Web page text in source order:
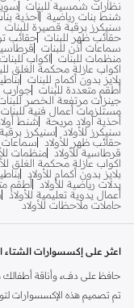
نظارات شمسية للبنات
شنط بنات رياضية أحذية
سنيكرز برقبة قصيرة للبنات
حقائب ظهر للبنات حقائب
سماعات أذن للبنات
منظمات للبنات
اكواب للبنات
اكواب عازلة محكمة الغلق
بلايز بدون أكمام للبنات
أطقم متعددة للبنات جوارب
جينزات مرتفعة الخصر
مستلزمات أعمال فنية للبنات
أحذية أولاد مريحة
شنط
سنيكرز للأولاد
سنيكرز
حقائب ظهر للأولاد
سماعات
قرطاسية للأولاد منظمات
اكواب عازلة محكمة الغلق
بلايز بدون أكمام للأولاد
بدلات رياضية للأولاد أطقم
أعمال يدوية تعليمية للأولاد
حاملات ملاحظات للأولاد
اعثر على إكسسوارات الشتاء
حافظ على دفء وأناقة أطفالك
تم تصميم هذه الإكسسوارات